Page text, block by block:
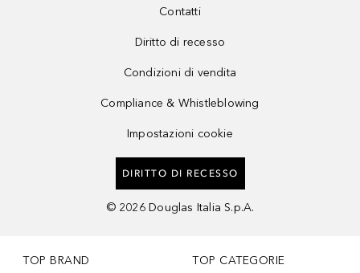
Contatti
Diritto di recesso
Condizioni di vendita
Compliance & Whistleblowing
Impostazioni cookie
DIRITTO DI RECESSO
© 2026 Douglas Italia S.p.A.
TOP BRAND TOP CATEGORIE